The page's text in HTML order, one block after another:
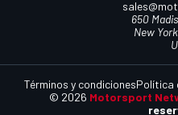
650
New
© 2026 Motorsport
Términos y condicionesPolítica